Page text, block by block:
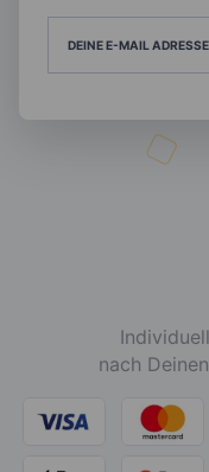
DEINE E-MAIL ADRESSE
nach